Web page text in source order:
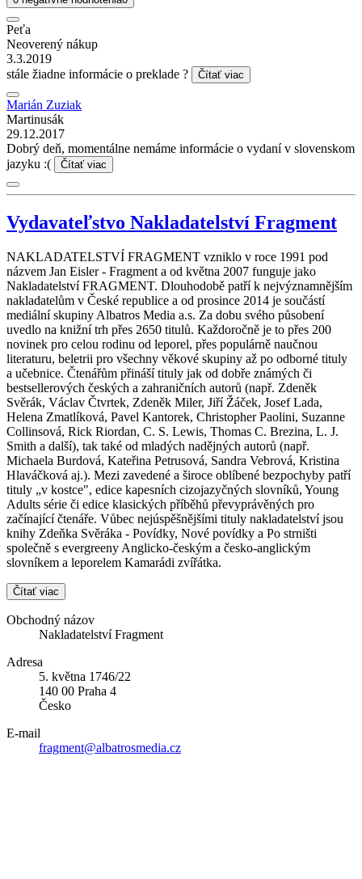
Peťa
Neoverený nákup
3.3.2019
stále žiadne informácie o preklade ?
Čítať viac
Marián Zuziak
Martinusák
29.12.2017
Dobrý deň, momentálne nemáme informácie o vydaní v slovenskom
jazyku :(
Čítať viac
Vydavateľstvo Nakladatelství Fragment
NAKLADATELSTVÍ FRAGMENT vzniklo v roce 1991 pod
názvem Jan Eisler - Fragment a od května 2007 funguje jako
Nakladatelství FRAGMENT. Dlouhodobě patří k nejvýznamnějším
nakladatelům v České republice a od prosince 2014 je součástí
mediální skupiny Albatros Media a.s. Za dobu svého působení
uvedlo na knižní trh přes 2650 titulů. Každoročně je to přes 200
novinek pro celou rodinu od leporel, přes populárně naučnou
literaturu, beletrii pro všechny věkové skupiny až po odborné tituly
a učebnice. Čtenářům přináší tituly jak od dobře známých či
bestsellerových českých a zahraničních autorů (např. Zdeněk
Svěrák, Václav Čtvrtek, Zdeněk Miler, Jiří Žáček, Josef Lada,
Helena Zmatlíková, Pavel Kantorek, Christopher Paolini, Suzanne
Collinsová, Rick Riordan, C. S. Lewis, Thomas C. Brezina, L. J.
Smith a další), tak také od mladých nadějných autorů (např.
Michaela Burdová, Kateřina Petrusová, Sandra Vebrová, Kristina
Hlaváčková aj.). Mezi zavedené a široce oblíbené bezpochyby patří
tituly „v kostce", edice kapesních cizojazyčných slovníků, Young
Adults série či edice klasických příběhů převyprávěných pro
začínající čtenáře. Vůbec nejúspěšnějšími tituly nakladatelství jsou
knihy Zdeňka Svěráka - Povídky, Nové povídky a Po strništi
společně s evergreeny Anglicko-českým a česko-anglickým
slovníkem a leporelem Kamarádi zvířátka.
Čítať viac
Obchodný názov
Nakladatelství Fragment
Adresa
5. května 1746/22
140 00 Praha 4
Česko
E-mail
fragment@albatrosmedia.cz